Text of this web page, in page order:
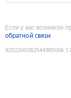
Если у вас возникли
обратной связи
9202200082544985006: